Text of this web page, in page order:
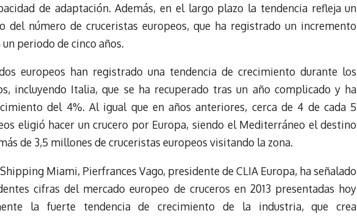
de adaptación. Además, en el largo plazo la tendencia refleja un
del número de cruceristas europeos, que ha registrado un incremento
un periodo de cinco años.
europeos han registrado una tendencia de crecimiento durante los
incluyendo Italia, que se ha recuperado tras un año complicado y ha
del 4%. Al igual que en años anteriores, cerca de 4 de cada 5
eligió hacer un crucero por Europa, siendo el Mediterráneo el destino
de 3,5 millones de cruceristas europeos visitando la zona.
Miami, Pierfrances Vago, presidente de CLIA Europa, ha señalado
cifras del mercado europeo de cruceros en 2013 presentadas hoy
la fuerte tendencia de crecimiento de la industria, que crea